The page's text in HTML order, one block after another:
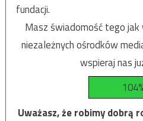
fundacji.
Masz świadomość tego
niezależnych ośrodków
wspieraj nas
104%
Uważasz, że robimy dobrą